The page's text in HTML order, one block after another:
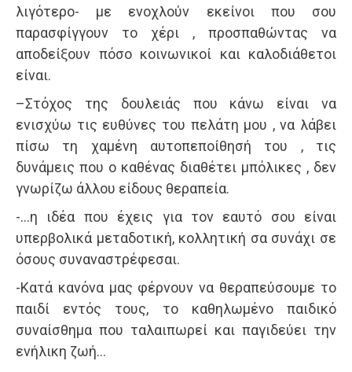
λιγότερο- με ενοχλούν εκείνοι που σου
παρασφίγγουν το χέρι , προσπαθώντας να
αποδείξουν πόσο κοινωνικοί και καλοδιάθετοι
είναι.
–Στόχος της δουλειάς που κάνω είναι να
ενισχύω τις ευθύνες του πελάτη μου , να λάβει
πίσω τη χαμένη αυτοπεποίθησή του , τις
δυνάμεις που ο καθένας διαθέτει μπόλικες , δεν
γνωρίζω άλλου είδους θεραπεία.
-…η ιδέα που έχεις για τον εαυτό σου είναι
υπερβολικά μεταδοτική, κολλητική σα συνάχι σε
όσους συναναστρέφεσαι.
-Κατά κανόνα μας φέρνουν να θεραπεύσουμε το
παιδί εντός τους, το καθηλωμένο παιδικό
συναίσθημα που ταλαιπωρεί και παγιδεύει την
ενήλικη ζωή…